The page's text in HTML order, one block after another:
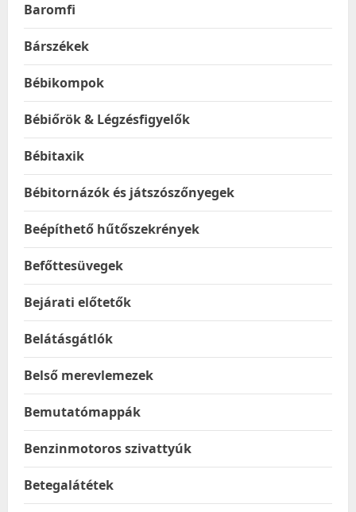
Baromfi
Bárszékek
Bébikompok
Bébiőrök & Légzésfigyelők
Bébitaxik
Bébitornázók és játszószőnyegek
Beépíthető hűtőszekrények
Befőttesüvegek
Bejárati előtetők
Belátásgátlók
Belső merevlemezek
Bemutatómappák
Benzinmotoros szivattyúk
Betegalátétek